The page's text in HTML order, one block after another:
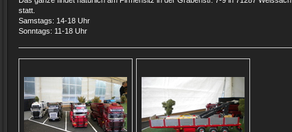
statt.
Samstags: 14-18 Uhr
Sonntags: 11-18 Uhr